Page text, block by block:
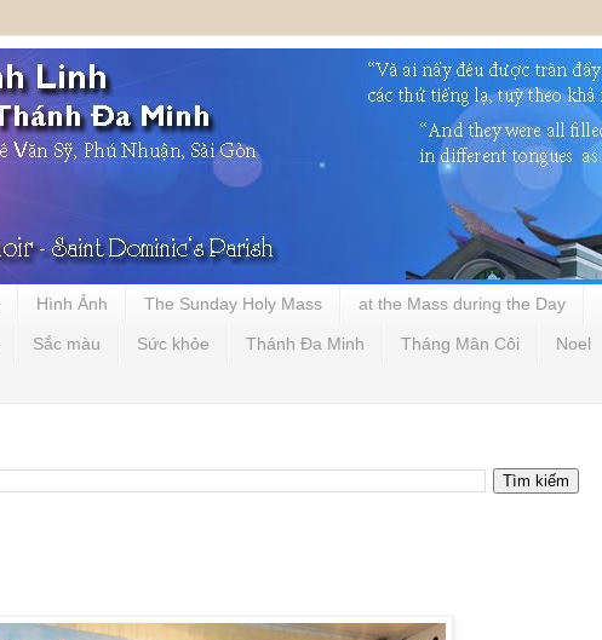
Hình Ảnh The Sunday Holy Mass at the Mass during the Day
Sắc màu Sức khỏe Thánh Đa Minh Tháng Mân Côi Noel